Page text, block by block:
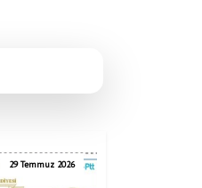
29 Temmuz 2026